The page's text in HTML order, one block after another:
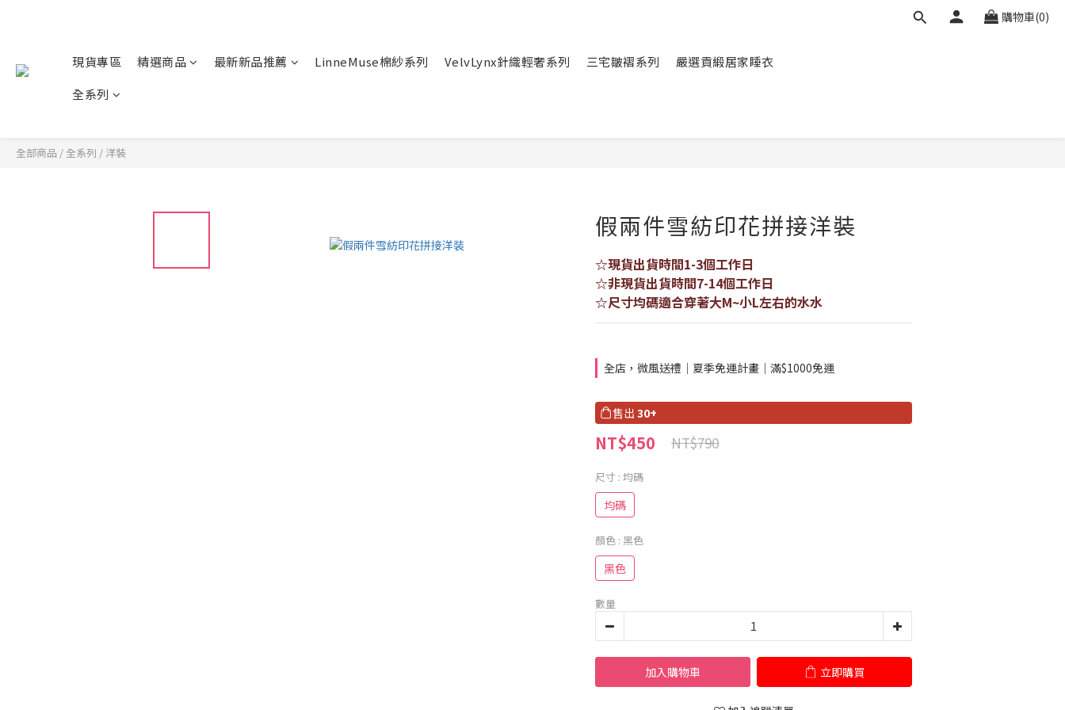
購物車(0)
現貨專區 精選商品 最新新品推薦 LinneMuse棉紗系列 VelvLynx針織輕奢系列 三宅皺褶系列
嚴選貢緞居家睡衣
全系列
全部商品 / 全系列 / 洋裝
假兩件雪紡印花拼接洋裝
☆現貨出貨時間1-3個工作日
☆非現貨出貨時間7-14個工作日
☆尺寸均碼適合穿著大M~小L左右的水水
全店，微風送禮｜夏季免運計畫｜滿$1000免運
售出 30+
NT$450 NT$790
尺寸 : 均碼
均碼
顏色 : 黑色
黑色
數量
加入購物車 立即購買